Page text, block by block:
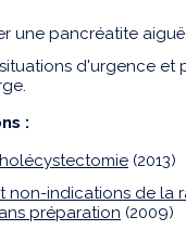
une pancréatite aiguë.
d'urgence et
:
(2013)
non-indications de la
préparation (2009)